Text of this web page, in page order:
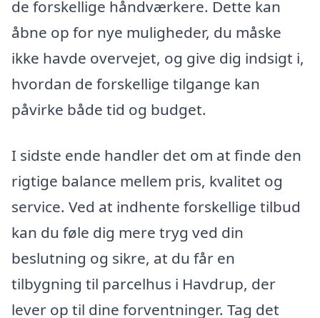
de forskellige håndværkere. Dette kan
åbne op for nye muligheder, du måske
ikke havde overvejet, og give dig indsigt i,
hvordan de forskellige tilgange kan
påvirke både tid og budget.
I sidste ende handler det om at finde den
rigtige balance mellem pris, kvalitet og
service. Ved at indhente forskellige tilbud
kan du føle dig mere tryg ved din
beslutning og sikre, at du får en
tilbygning til parcelhus i Havdrup, der
lever op til dine forventninger. Tag det